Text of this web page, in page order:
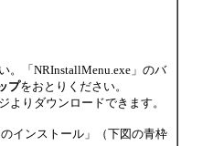
。「NRInstallMenu.exe」のバ
プをおとりください。
りダウンロードできます。
インストール」（下図の青枠